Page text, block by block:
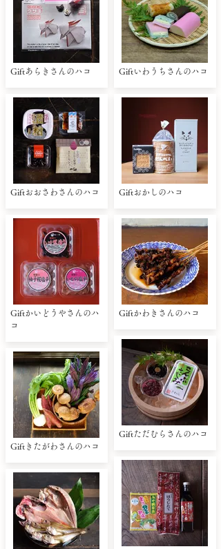
Giftあらきさんのハコ
Giftおおさわさんのハコ
Giftかいどうやさんのハ
コ
Giftきたがわさんのハコ
Giftいわうちさんのハコ
Giftおかしのハコ
Giftかわきさんのハコ
Giftただむらさんのハコ